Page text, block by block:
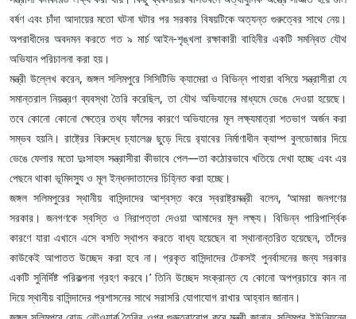
বর্ষণ এবং চাঁদা আদায়ের মতো ঘটনা ঘটার পর সরকার বিষয়টিকে অত্যন্ত গুরুত্বের সাথে নেয়।
অপরাধীদের অবদমন করতে গত ৯ মার্চ আইন-শৃঙ্খলা রক্ষাকারী বাহিনীর একটি সমন্বিত যৌথ
অভিযান পরিচালনা করা হয়।
মন্ত্রী উল্লেখ করেন, জঙ্গল সলিমপুরে সিসিটিভি ক্যামেরা ও বিভিন্ন পাহারা বসিয়ে সন্ত্রাসীরা যে
সমান্তরাল নিয়ন্ত্রণ ব্যবস্থা তৈরি করেছিল, তা যৌথ অভিযানের মাধ্যমে ভেঙে দেওয়া হয়েছে।
তবে কোনো কোনো ক্ষেত্রে তথ্য ফাঁসের কারণে অভিযানের মূল লক্ষ্যমাত্রা শতভাগ অর্জন করা
সম্ভব হয়নি। রাষ্ট্রের বিরুদ্ধে চ্যালেঞ্জ ছুড়ে দিয়ে র‍্যাবের নির্মাণাধীন ক্যাম্প বুলডোজার দিয়ে
ভেঙে ফেলার মতো দুঃসাহস সন্ত্রাসীরা কীভাবে পেল—তা কঠোরভাবে খতিয়ে দেখা হচ্ছে এবং এর
পেছনে থাকা ভূমিদস্যু ও মূল ইন্ধনদাতাদের চিহ্নিত করা হচ্ছে।
জঙ্গল সলিমপুরের স্থানীয় বাসিন্দাদের আশ্বস্ত করে স্বরাষ্ট্রমন্ত্রী বলেন, ‘আমরা জনগণের
সরকার। জনগণকে স্বস্তি ও নিরাপত্তা দেওয়া আমাদের মূল লক্ষ্য। বিভিন্ন পারিপার্শ্বিক
কারণে যারা এখানে এসে বসতি স্থাপন করতে বাধ্য হয়েছেন বা স্থানান্তরিত হয়েছেন, তাঁদের
কাউকেই আপাতত উচ্ছেদ করা হবে না। প্রকৃত বাসিন্দাদের টেকসই পুনর্বাসনের জন্য সরকার
একটি সুনির্দিষ্ট পরিকল্পনা গ্রহণ করবে।’ তিনি উচ্ছেদ সংক্রান্ত যে কোনো অপপ্রচারে কান না
দিয়ে স্থানীয় বাসিন্দাদের প্রশাসনের সাথে সরাসরি যোগাযোগ রাখার আহ্বান জানান।